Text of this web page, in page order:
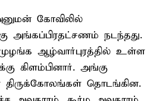
கோவிலில்
அங்கப்பிரதட்சணம் நடந்தது.
ஆழ்வார்புரத்தில் உள்ள
கிளம்பினார். அங்கு
திருக்கோலங்கள் தொடங்கின.